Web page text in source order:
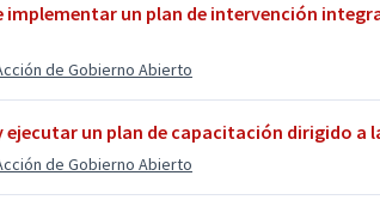
implementar un plan de intervención
de Gobierno Abierto
ejecutar un plan de capacitación dirigido a
de Gobierno Abierto